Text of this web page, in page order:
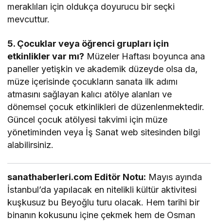
meraklıları için oldukça doyurucu bir seçki
mevcuttur.
5. Çocuklar veya öğrenci grupları için
etkinlikler var mı? Müzeler Haftası boyunca ana
paneller yetişkin ve akademik düzeyde olsa da,
müze içerisinde çocukların sanata ilk adımı
atmasını sağlayan kalıcı atölye alanları ve
dönemsel çocuk etkinlikleri de düzenlenmektedir.
Güncel çocuk atölyesi takvimi için müze
yönetiminden veya İş Sanat web sitesinden bilgi
alabilirsiniz.
sanathaberleri.com Editör Notu: Mayıs ayında
İstanbul’da yapılacak en nitelikli kültür aktivitesi
kuşkusuz bu Beyoğlu turu olacak. Hem tarihi bir
binanın kokusunu içine çekmek hem de Osman